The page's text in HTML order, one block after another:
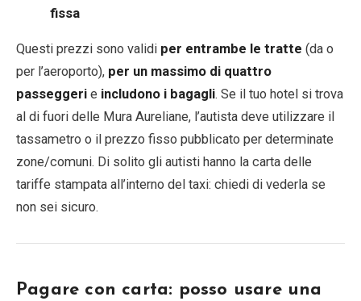
fissa
Questi prezzi sono validi per entrambe le tratte (da o
per l’aeroporto), per un massimo di quattro
passeggeri e includono i bagagli. Se il tuo hotel si trova
al di fuori delle Mura Aureliane, l’autista deve utilizzare il
tassametro o il prezzo fisso pubblicato per determinate
zone/comuni. Di solito gli autisti hanno la carta delle
tariffe stampata all’interno del taxi: chiedi di vederla se
non sei sicuro.
Pagare con carta: posso usare una